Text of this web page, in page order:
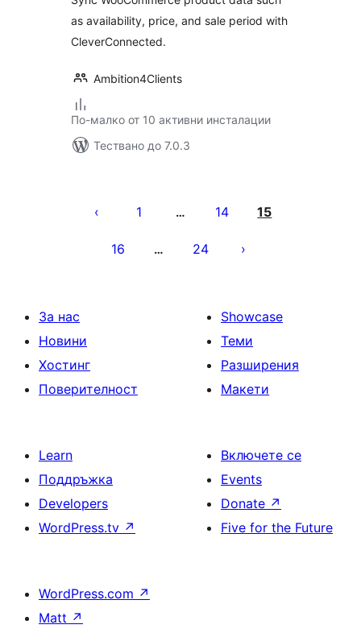
as availability, price, and sale period with
CleverConnected.
Ambition4Clients
По-малко от 10 активни инсталации
Тествано до 7.0.3
1 … 14 15
16 … 24
За нас
Новини
Хостинг
Поверителност
Showcase
Теми
Разширения
Макети
Learn
Поддръжка
Developers
WordPress.tv ↗
Включете се
Events
Donate ↗
Five for the Future
WordPress.com ↗
Matt ↗